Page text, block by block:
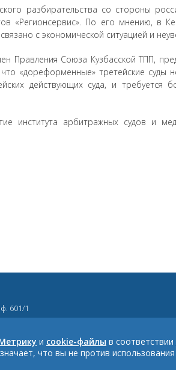
разбирательства со стороны
«Регионсервис». По его мнению, в
с экономической ситуацией и
Правления Союза Кузбасской ТПП,
«дореформенные» третейские
действующих суда, и
института арбитражных судов и
601/1
и cookie-файлы в соответствии
что вы не против